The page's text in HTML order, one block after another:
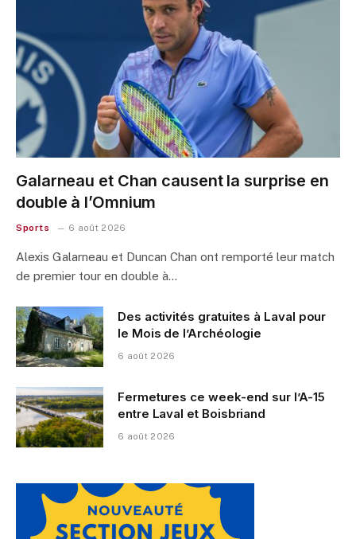
Galarneau et Chan causent la surprise en
double à l’Omnium
Sports 6 août 2026
Alexis Galarneau et Duncan Chan ont remporté leur match
de premier tour en double à…
Des activités gratuites à Laval pour
le Mois de l’Archéologie
6 août 2026
Fermetures ce week-end sur l’A-15
entre Laval et Boisbriand
6 août 2026